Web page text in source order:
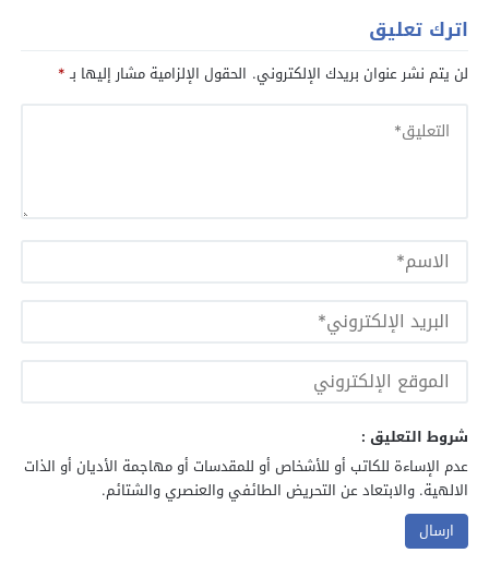
اترك تعليق
لن يتم نشر عنوان بريدك الإلكتروني. الحقول الإلزامية مشار إليها بـ*
شروط التعليق :
عدم الإساءة للكاتب أو للأشخاص أو للمقدسات أو مهاجمة الأديان أو الذات
الالهية. والابتعاد عن التحريض الطائفي والعنصري والشتائم.